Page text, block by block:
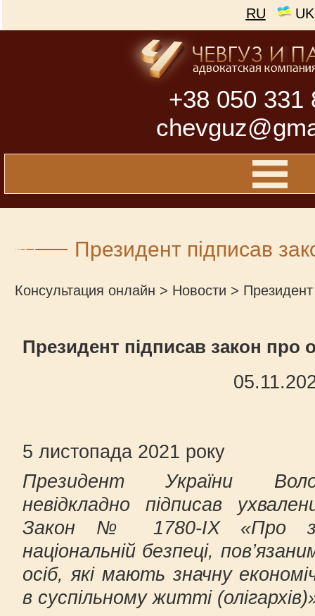
RU UK
+38 050 331
Президент підписав
Консультация онлайн > Новости > Президент
Президент підписав закон про
5 листопада 2021 року
Президент України
невідкладно підписав
Закон № 1780-ІХ «Про
національній безпеці,
осіб, які мають значну
в суспільному житті